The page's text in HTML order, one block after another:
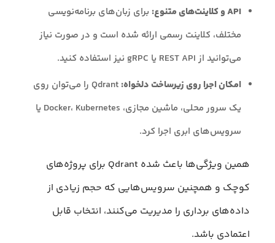
API و کلاینت‌های متنوع:
برای زبان‌های برنامه‌نویسی
مختلف، کلاینت رسمی ارائه شده است و در صورت نیاز
می‌توانید از REST API یا gRPC نیز استفاده کنید.
امکان اجرا روی زیرساخت دلخواه:
Qdrant را می‌توان روی
یک سرور محلی، ماشین مجازی، Docker، Kubernetes یا
سرویس‌های ابری اجرا کرد.
همین ویژگی‌ها باعث شده Qdrant برای پروژه‌های
کوچک و همچنین سرویس‌هایی که حجم زیادی از
داده‌های برداری را مدیریت می‌کنند، انتخاب قابل
اعتمادی باشد.